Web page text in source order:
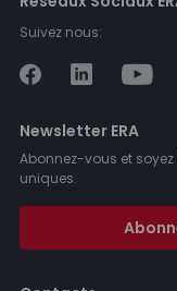
Suivez nous:
Newsletter ERA
Abonnez-vous et
uniques.